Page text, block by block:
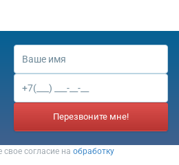
Перезвоните мне!
согласие на обработку